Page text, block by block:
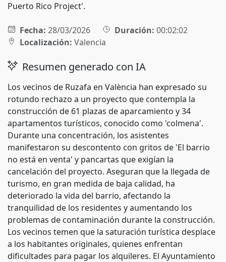
Puerto Rico Project'.
Fecha: 28/03/2026 Duración: 00:02:02
Localización: Valencia
Resumen generado con IA
Los vecinos de Ruzafa en València han expresado su
rotundo rechazo a un proyecto que contempla la
construcción de 61 plazas de aparcamiento y 34
apartamentos turísticos, conocido como 'colmena'.
Durante una concentración, los asistentes
manifestaron su descontento con gritos de 'El barrio
no está en venta' y pancartas que exigían la
cancelación del proyecto. Aseguran que la llegada de
turismo, en gran medida de baja calidad, ha
deteriorado la vida del barrio, afectando la
tranquilidad de los residentes y aumentando los
problemas de contaminación durante la construcción.
Los vecinos temen que la saturación turística desplace
a los habitantes originales, quienes enfrentan
dificultades para pagar los alquileres. El Ayuntamiento